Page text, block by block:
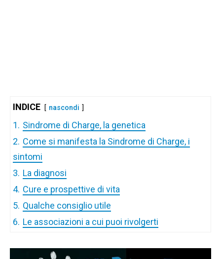
INDICE nascondi
1. Sindrome di Charge, la genetica
2. Come si manifesta la Sindrome di Charge, i
sintomi
3. La diagnosi
4. Cure e prospettive di vita
5. Qualche consiglio utile
6. Le associazioni a cui puoi rivolgerti